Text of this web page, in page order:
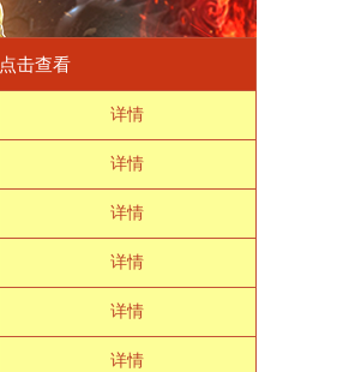
点击查看
详情
详情
详情
详情
详情
详情